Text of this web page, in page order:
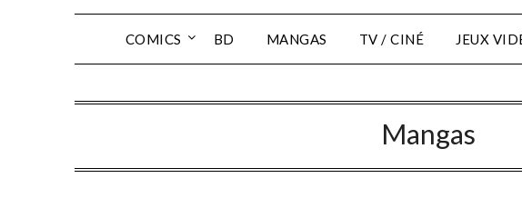
COMICS BD MANGAS TV / CINÉ JEUX
Mangas